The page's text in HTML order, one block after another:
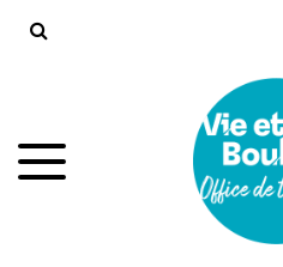
Aller
à